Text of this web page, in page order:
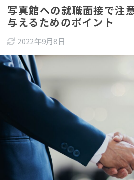
写真館への就職面接で注
与えるためのポイント
2022年9月8日